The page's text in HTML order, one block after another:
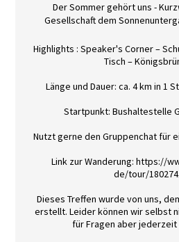
Der Sommer gehört uns -
Gesellschaft dem
Highlights : Speaker's Corner –
Tisch –
Länge und Dauer: ca. 4 km in 1
Startpunkt: Bushaltestelle
Nutzt gerne den Gruppenchat für
Link zur Wanderung: https://
de/tour/
Dieses Treffen wurde von uns,
erstellt. Leider können wir selbst
für Fragen aber jederzeit